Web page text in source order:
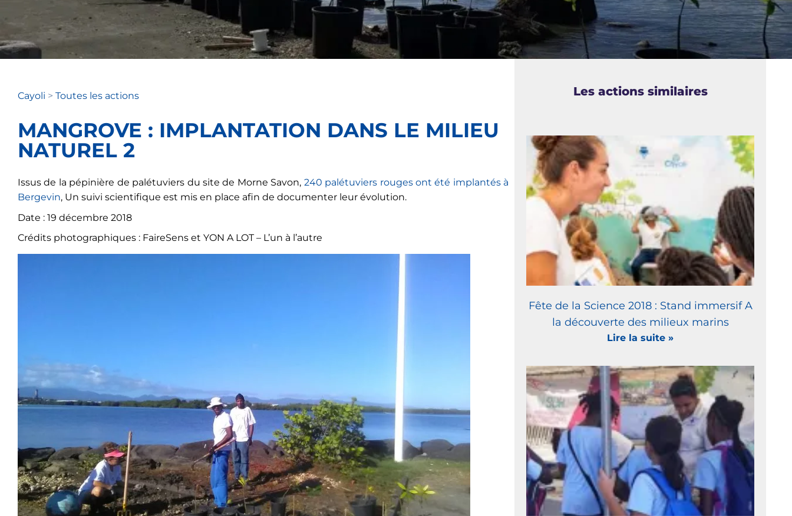
Cayoli > Toutes les actions
MANGROVE : IMPLANTATION DANS LE MILIEU
NATUREL 2
Issus de la pépinière de palétuviers du site de Morne Savon, 240 palétuviers rouges ont été implantés à
Bergevin, Un suivi scientifique est mis en place afin de documenter leur évolution.
Date : 19 décembre 2018
Crédits photographiques : FaireSens et YON A LOT – L’un à l’autre
Les actions similaires
Fête de la Science 2018 : Stand immersif A
la découverte des milieux marins
Lire la suite »